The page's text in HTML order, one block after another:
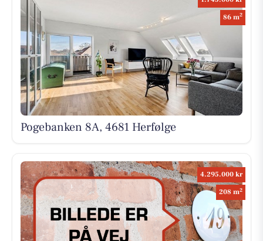
86 m2
Pogebanken 8A, 4681 Herfølge
4.295.000 kr
208 m2